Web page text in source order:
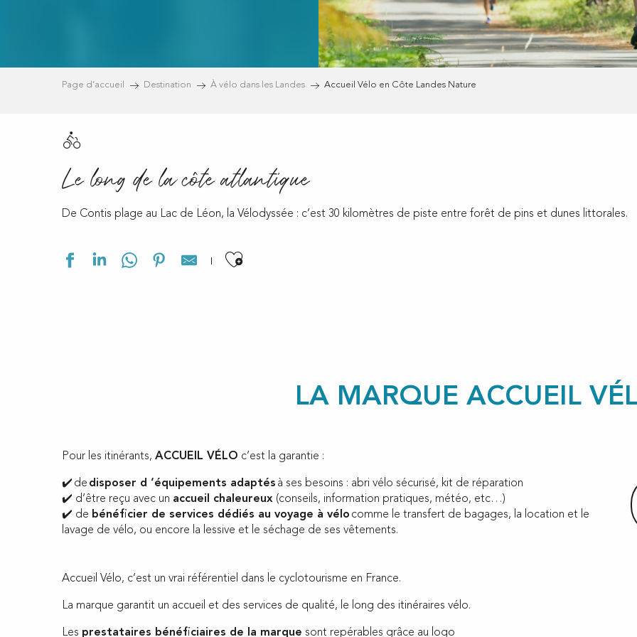
Page d’accueil Destination À vélo dans les Landes Accueil Vélo en Côte Landes Nature
Le long de la côte atlantique
De Contis plage au Lac de Léon, la Vélodyssée : c’est 30 kilomètres de piste entre forêt de pins et dunes littorales.
Ajouter aux favoris
LA MARQUE ACCUEIL
Pour les itinérants, ACCUEIL VÉLO c’est la garantie :
✔️ de disposer d ‘équipements adaptés à ses besoins : abri vélo sécurisé, kit de réparation
✔️ d’être reçu avec un accueil chaleureux (conseils, information pratiques, météo, etc…)
✔️ de bénéficier de services dédiés au voyage à vélo comme le transfert de bagages, la location et le
lavage de vélo, ou encore la lessive et le séchage de ses vêtements.
Accueil Vélo, c’est un vrai référentiel dans le cyclotourisme en France.
La marque garantit un accueil et des services de qualité, le long des itinéraires vélo.
Les prestataires bénéficiaires de la marque sont repérables grâce au logo